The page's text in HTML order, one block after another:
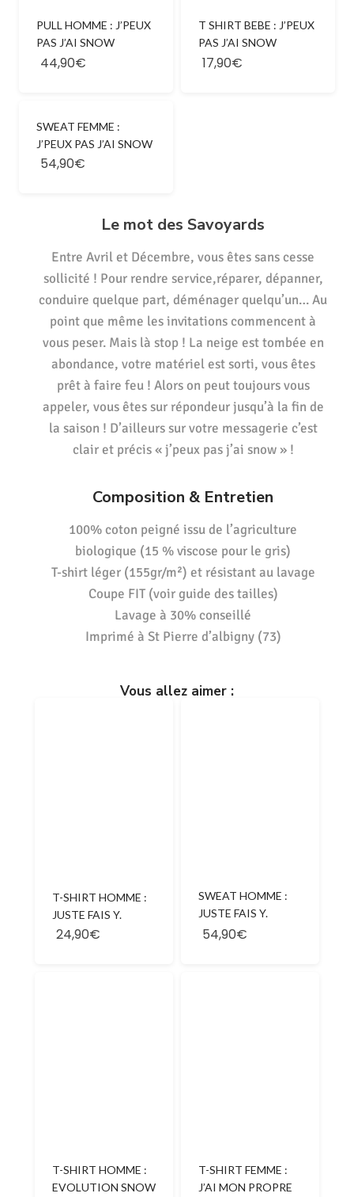
PULL HOMME : J’PEUX
PAS J’AI SNOW
44,90€
T SHIRT BEBE : J’PEUX
PAS J’AI SNOW
17,90€
SWEAT FEMME :
J’PEUX PAS J’AI SNOW
54,90€
Le mot des Savoyards
Entre Avril et Décembre, vous êtes sans cesse
sollicité ! Pour rendre service,réparer, dépanner,
conduire quelque part, déménager quelqu’un… Au
point que même les invitations commencent à
vous peser. Mais là stop ! La neige est tombée en
abondance, votre matériel est sorti, vous êtes
prêt à faire feu ! Alors on peut toujours vous
appeler, vous êtes sur répondeur jusqu’à la fin de
la saison ! D’ailleurs sur votre messagerie c’est
clair et précis « j’peux pas j’ai snow » !
Composition & Entretien
100% coton peigné issu de l’agriculture
biologique (15 % viscose pour le gris)
T-shirt léger (155gr/m²) et résistant au lavage
Coupe FIT (voir guide des tailles)
Lavage à 30% conseillé
Imprimé à St Pierre d’albigny (73)
Vous allez aimer :
T-SHIRT HOMME :
JUSTE FAIS Y.
24,90€
SWEAT HOMME :
JUSTE FAIS Y.
54,90€
T-SHIRT HOMME :
EVOLUTION SNOW
T-SHIRT FEMME :
J’AI MON PROPRE